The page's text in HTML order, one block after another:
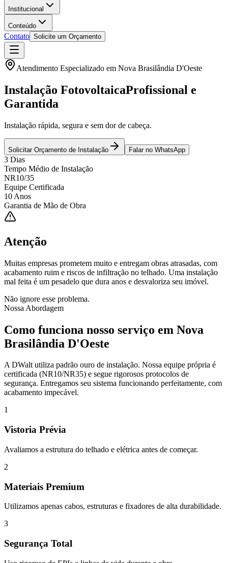
Institucional
Conteúdo
Contato Solicite um Orçamento
Atendimento Especializado em Nova Brasilândia D'Oeste
Instalação FotovoltaicaProfissional e
Garantida
Instalação rápida, segura e sem dor de cabeça.
Solicitar Orçamento de Instalação Falar no WhatsApp
3 Dias
Tempo Médio de Instalação
NR10/35
Equipe Certificada
10 Anos
Garantia de Mão de Obra
Atenção
Muitas empresas prometem muito e entregam obras atrasadas, com
acabamento ruim e riscos de infiltração no telhado. Uma instalação
mal feita é um pesadelo que dura anos e desvaloriza seu imóvel.
Não ignore esse problema.
Nossa Abordagem
Como funciona nosso serviço em Nova
Brasilândia D'Oeste
A DWalt utiliza padrão ouro de instalação. Nossa equipe própria é
certificada (NR10/NR35) e segue rigorosos protocolos de
segurança. Entregamos seu sistema funcionando perfeitamente, com
acabamento impecável.
1
Vistoria Prévia
Avaliamos a estrutura do telhado e elétrica antes de começar.
2
Materiais Premium
Utilizamos apenas cabos, estruturas e fixadores de alta durabilidade.
3
Segurança Total